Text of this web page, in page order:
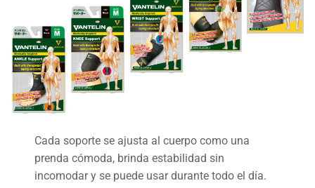
Cada soporte se ajusta al cuerpo como una
prenda cómoda, brinda estabilidad sin
incomodar y se puede usar durante todo el día.